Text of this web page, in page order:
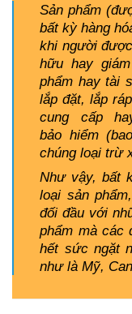
Sản phẩm
bất kỳ hàng
khi người
hữu hay
phẩm hay tài
lắp đặt, lắp
cung cấp
bảo hiểm
chúng loại trừ
Như vậy, bất
loại sản
đối đầu với
phẩm mà các
hết sức ngặt
như là Mỹ,